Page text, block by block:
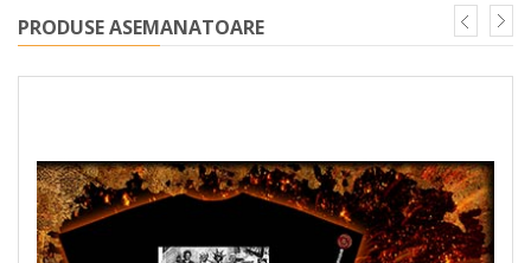
PRODUSE ASEMANATOARE